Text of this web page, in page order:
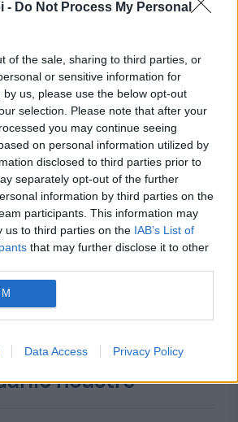
- Do Not Process My Personal
of the sale, sharing to third parties, or
or sensitive information for
us, please use the below opt-out
selection. Please note that after your
you may continue seeing
on personal information utilized by
disclosed to third parties prior to
separately opt-out of the further
information by third parties on the
participants. This information may
us to third parties on the IAB’s List of
that may further disclose it to other
Data Access Privacy Policy
rusia SUA ucraina
noastre